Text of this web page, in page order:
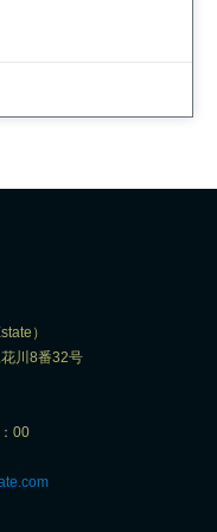
）
川8番32号
：00